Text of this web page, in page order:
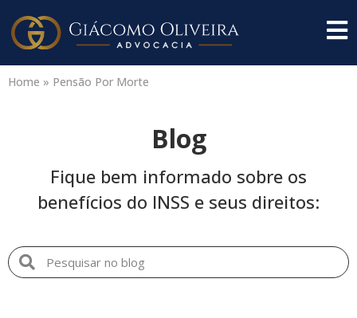
Home » Pensão Por Morte
Blog
Fique bem informado sobre os
benefícios do INSS e seus direitos: